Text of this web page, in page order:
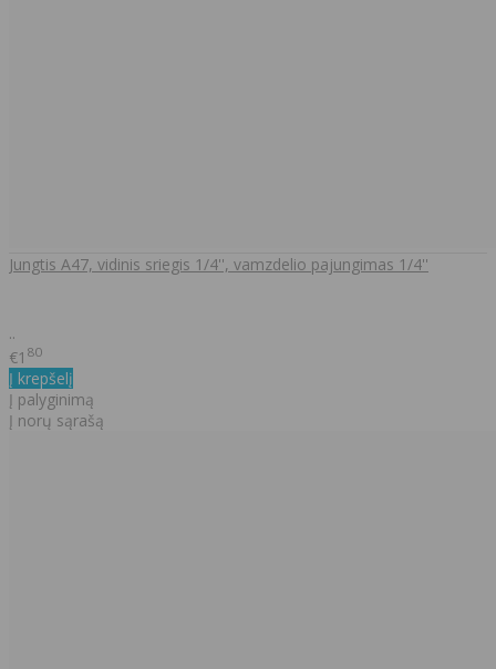
Jungtis A47, vidinis sriegis 1/4'', vamzdelio pajungimas 1/4''
..
€1 80
Į krepšelį
Į palyginimą
Į norų sąrašą